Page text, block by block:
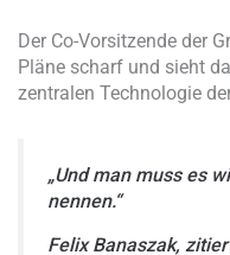
Der Co-Vorsitzende der
Pläne scharf und sieht
zentralen Technologie
„Und man muss es
nennen.“
Felix Banaszak,